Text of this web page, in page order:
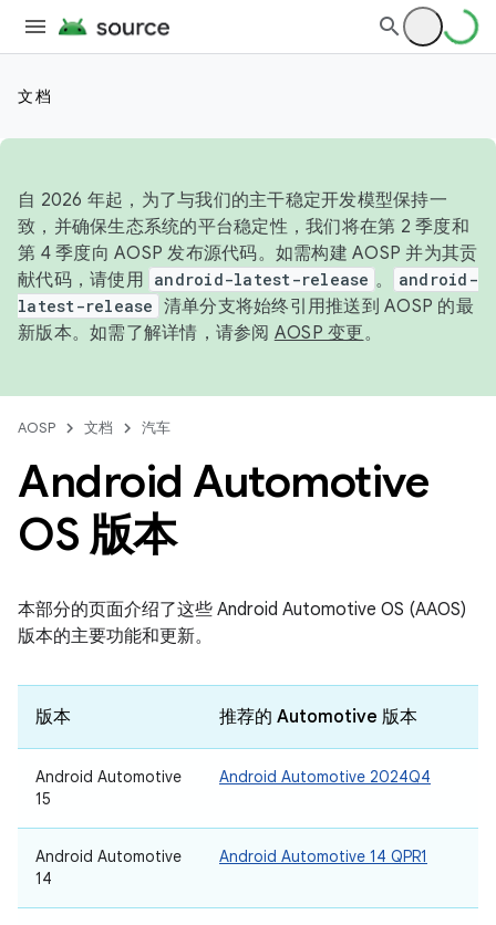
文档
自 2026 年起，为了与我们的主干稳定开发模型保持一
致，并确保生态系统的平台稳定性，我们将在第 2 季度和
第 4 季度向 AOSP 发布源代码。如需构建 AOSP 并为其贡
献代码，请使用 android-latest-release 。
android-
latest-release 清单分支将始终引用推送到 AOSP 的最
新版本。如需了解详情，请参阅 AOSP 变更。
AOSP 文档 汽车
Android Automotive
OS 版本
本部分的页面介绍了这些 Android Automotive OS (AAOS)
版本的主要功能和更新。
版本 推荐的 Automotive 版本
Android Automotive
15
Android Automotive 2024Q4
Android Automotive
14
Android Automotive 14 QPR1